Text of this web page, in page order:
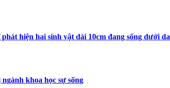
hiện hai sinh vật dài 10cm đang sống dưới da
khoa học sự sống